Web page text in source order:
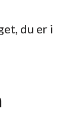
du er i